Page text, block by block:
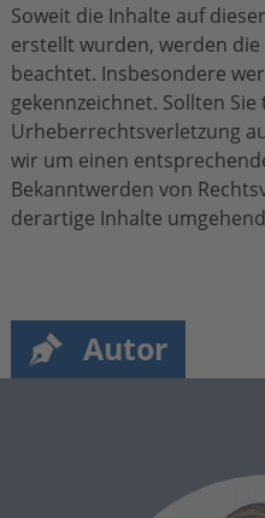
Soweit die Inhalte auf
erstellt wurden, werden
beachtet. Insbesondere
gekennzeichnet. Sollten
Urheberrechtsverletzung
wir um einen
Bekanntwerden von
derartige Inhalte
Autor